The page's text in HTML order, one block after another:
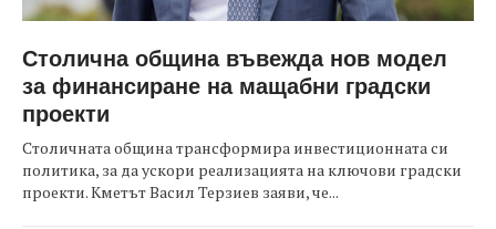
Столична община въвежда нов модел
за финансиране на мащабни градски
проекти
Столичната община трансформира инвестиционната си
политика, за да ускори реализацията на ключови градски
проекти. Кметът Васил Терзиев заяви, че...